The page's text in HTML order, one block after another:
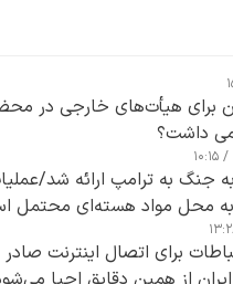
برای هیأت‌های خارجی در
داشت؟
جنگ به ترامپ ارائه شد/
محل مواد هسته‌ای محتمل
برای اتصال اینترنت